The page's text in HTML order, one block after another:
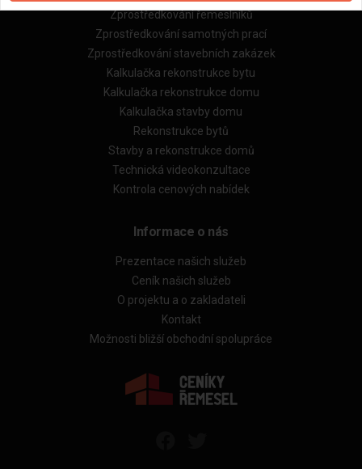
Zprostředkování řemeslníků
Zprostředkování samotných prací
Zprostředkování stavebních zakázek
Kalkulačka rekonstrukce bytu
Kalkulačka rekonstrukce domu
Kalkulačka stavby domu
Rekonstrukce bytů
Stavby a rekonstrukce domů
Technická videokonzultace
Kontrola cenových nabídek
Informace o nás
Prezentace našich služeb
Ceník našich služeb
O projektu a o zakladateli
Kontakt
Možnosti bližší obchodní spolupráce